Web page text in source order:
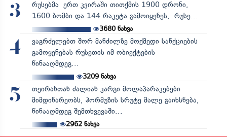
3
რუსებმა ერთ კვირაში თითქმის 1900 დრონი,
1600 ბომბი და 144 რაკეტა გამოიყენეს, რუსე...
3680ნახვა
4
ვაგრძელებთ შორ მანძილზე მოქმედი სანქციების
გამოყენებას რუსეთის იმ ობიექტების
წინააღმდეგ...
3209ნახვა
5
თეირანთან ძალიან კარგი მოლაპარაკებები
მიმდინარეობს, ჰორმუზის სრუტე მალე გაიხსნება,
წინააღმდეგ შემთხვევაში...
2962ნახვა